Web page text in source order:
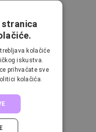
“Full On“
sjene
očiju.
ljepotu
look.
bi ga trebala
radnog tjedna.
kolačiće
iskustva.
prihvaćate sve
kolačića.